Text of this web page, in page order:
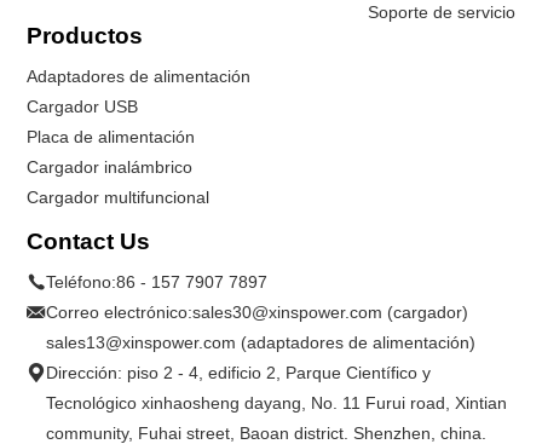
Soporte de servicio
Productos
Adaptadores de alimentación
Cargador USB
Placa de alimentación
Cargador inalámbrico
Cargador multifuncional
Contact Us
Teléfono:86 - 157 7907 7897
Correo electrónico:sales30@xinspower.com (cargador)
sales13@xinspower.com (adaptadores de alimentación)
Dirección: piso 2 - 4, edificio 2, Parque Científico y
Tecnológico xinhaosheng dayang, No. 11 Furui road, Xintian
community, Fuhai street, Baoan district. Shenzhen, china.